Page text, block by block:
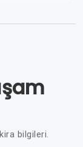
bilgileri.